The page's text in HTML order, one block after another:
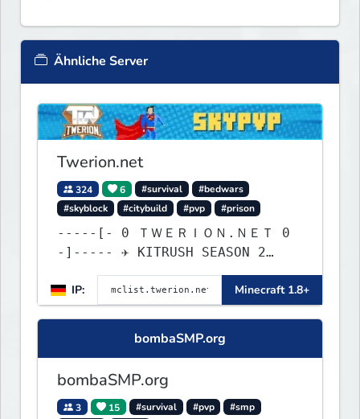
Ähnliche Server
Twerion.net
324 6 #survival
#bedwars
#skyblock
#citybuild #pvp #prison
-----[- 0 ＴＷＥＲＩＯＮ.ＮＥＴ 0
-]----- ✈ KITRUSH SEASON 2
RELEASE ✈ 0d, 5h, 55m
IP:
Minecraft 1.8+
bombaSMP.org
bombaSMP.org
3 15 #survival #pvp
#smp